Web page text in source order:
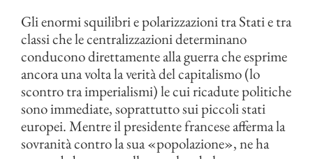
Gli enormi squilibri e polarizzazioni tra Stati e tra
classi che le centralizzazioni determinano
conducono direttamente alla guerra che esprime
ancora una volta la verità del capitalismo (lo
scontro tra imperialismi) le cui ricadute politiche
sono immediate, soprattutto sui piccoli stati
europei. Mentre il presidente francese afferma la
sovranità contro la sua «popolazione», ne ha